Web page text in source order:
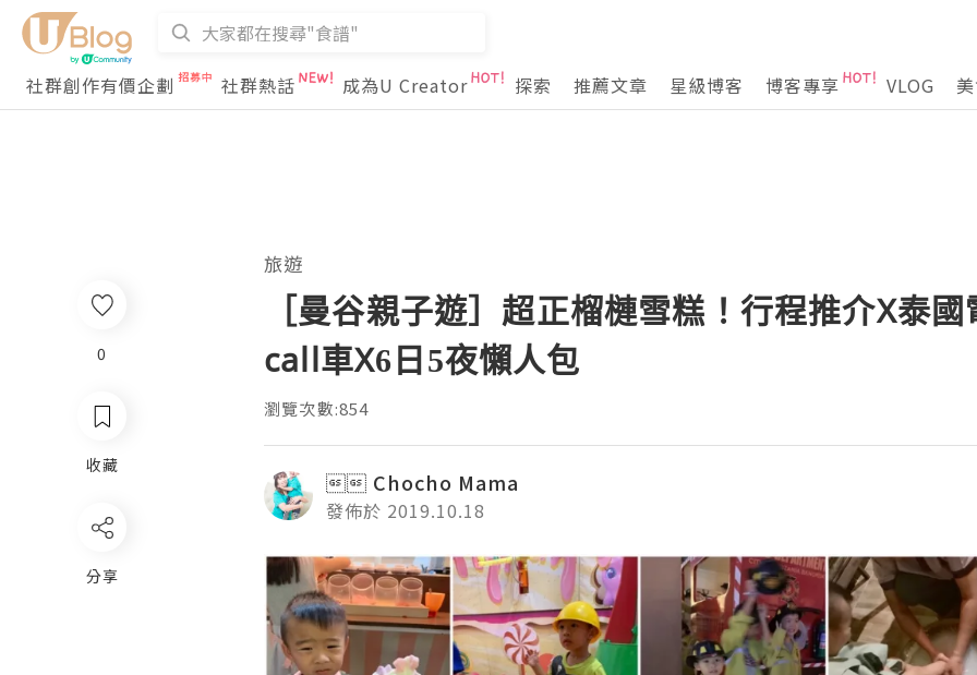
社群創作有價企劃 社群熱話 成為U Creator 探索 推薦文章 星級博客 博客專享 VLOG
0
收藏
分享
旅遊
［曼谷親子遊］超正榴槤雪糕！行程推介X泰
call車X6日5夜懶人包
瀏覽次數:854
Chocho Mama
發佈於 2019.10.18